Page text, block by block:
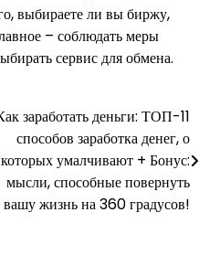
выбираете ли вы биржу,
– соблюдать меры
сервис для обмена.
заработать деньги: ТОП-11
способов заработка денег, о
которых умалчивают + Бонус:
мысли, способные повернуть
вашу жизнь на 360 градусов!